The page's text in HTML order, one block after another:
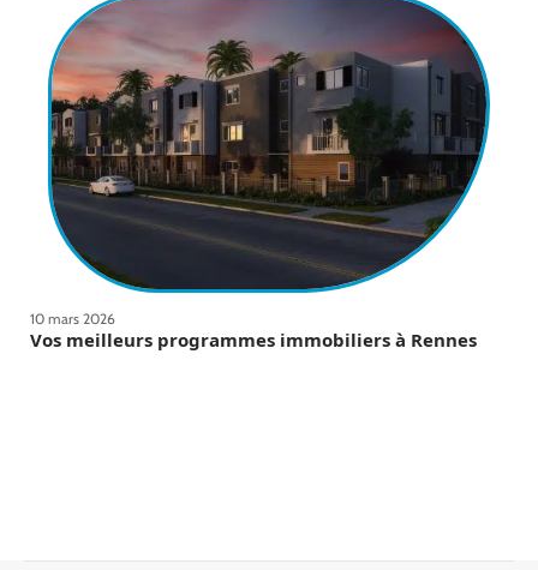
10 mars 2026
Vos meilleurs programmes immobiliers à Rennes